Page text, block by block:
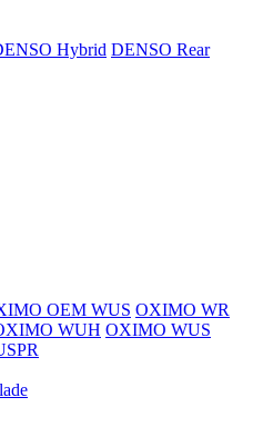
Hybrid DENSO Rear
OEM WUS OXIMO WR
WUH OXIMO WUS